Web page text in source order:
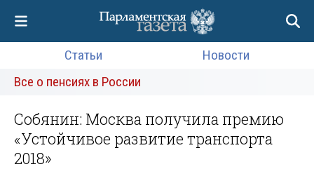
Статьи
Новости
Все о пенсиях в России
Собянин: Москва получила премию
«Устойчивое развитие транспорта
2018»